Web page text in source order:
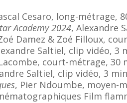
Cesaro, long-métrage,
Academy 2024, Alexandre
Damez & Zoé Filloux,
Saltiel, clip vidéo, 3
court-métrage, 30
Saltiel, clip vidéo, 3 min
, Pier Ndoumbe, moyen-
Film